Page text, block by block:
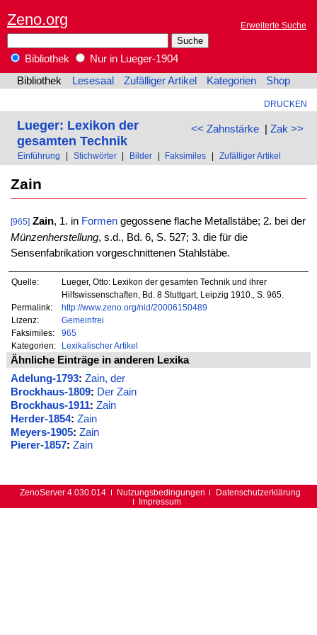
Zeno.org Erweiterte Suche
Bibliothek
Nur in Lueger-1904
Bibliothek
Lesesaal Zufälliger Artikel Kategorien Shop
DRUCKEN
<< Zahnstärke| Zak >>
Lueger: Lexikon der
gesamten Technik
Einführung Stichwörter Bilder Faksimiles Zufälliger Artikel
Zain
[965] Zain, 1. in Formengegossene flache Metallstäbe; 2. bei der
Münzenherstellung, s.d., Bd. 6, S. 527; 3. die für die
Sensenfabrikation vorgeschnittenen Stahlstäbe.
Quelle:
Lueger, Otto: Lexikon der gesamten Technik und ihrer
Hilfswissenschaften, Bd. 8 Stuttgart, Leipzig 1910., S. 965.
Permalink:
http://www.zeno.org/nid/20006150489
Lizenz:
Gemeinfrei
Faksimiles:
965
Kategorien:
Lexikalischer Artikel
Ähnliche Einträge in anderen Lexika
Adelung-1793: Zain, der
Brockhaus-1809: Der Zain
Brockhaus-1911: Zain
Herder-1854: Zain
Meyers-1905: Zain
Pierer-1857: Zain
ZenoServer 4.030.014 Nutzungsbedingungen
Datenschutzerklärung
Impressum